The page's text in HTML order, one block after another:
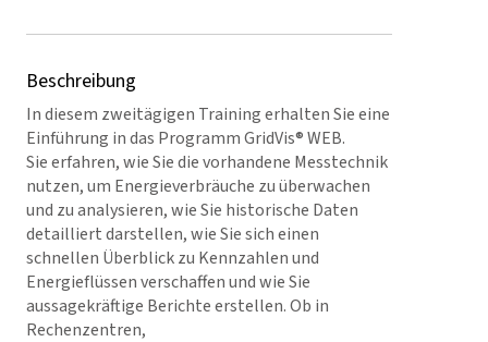
Beschreibung
In diesem zweitägigen Training erhalten Sie eine
Einführung in das Programm GridVis® WEB.
Sie erfahren, wie Sie die vorhandene Messtechnik
nutzen, um Energieverbräuche zu überwachen
und zu analysieren, wie Sie historische Daten
detailliert darstellen, wie Sie sich einen
schnellen Überblick zu Kennzahlen und
Energieflüssen verschaffen und wie Sie
aussagekräftige Berichte erstellen. Ob in
Rechenzentren,